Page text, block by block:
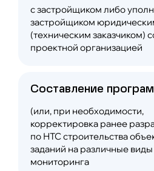
Разработка
сейсмического
сейсмическом
баллов
Разработка
Выполнение прогнозных
теплотехнических
условиях вечной
с застройщиком либо
застройщиком
(техническим заказчиком)
проектной организацией
Cоставление
(или, при необходимости,
корректировка ранее
по НТС строительства
заданий на различные виды
мониторинга